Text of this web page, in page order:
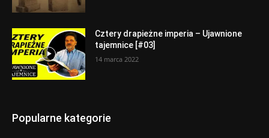
Cztery drapieżne imperia – Ujawnione
tajemnice [#03]
14 marca 2022
Popularne kategorie